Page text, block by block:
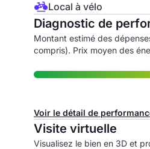
Local à vélo
Diagnostic de
Montant estimé des
compris). Prix moyen des
Voir le détail de
Consommation d'énergie
Visite virtuelle
Visualisez le bien en 3D et